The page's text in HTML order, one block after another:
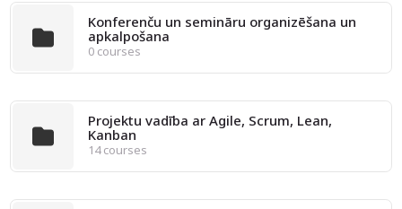
Konferenču un semināru organizēšana un
apkalpošana
0 courses
Projektu vadība ar Agile, Scrum, Lean,
Kanban
14 courses